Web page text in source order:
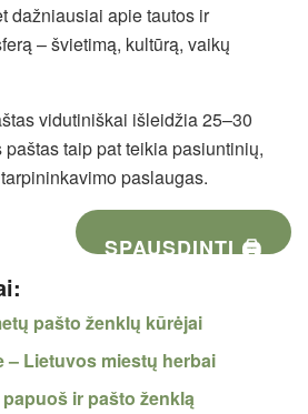
dažniausiai apie tautos ir
– švietimą, kultūrą, vaikų
vidutiniškai išleidžia 25–30
taip pat teikia pasiuntinių,
paslaugas.
SPAUSDINTI 🖨
pašto ženklų kūrėjai
– Lietuvos miestų herbai
ir pašto ženklą